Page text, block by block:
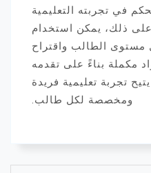
في تجربته التعليمية
ذلك، يمكن استخدام
مستوى الطالب واقتراح
مكملة بناءً على تقدمه
تجربة تعليمية فريدة
ومخصصة لكل طالب.